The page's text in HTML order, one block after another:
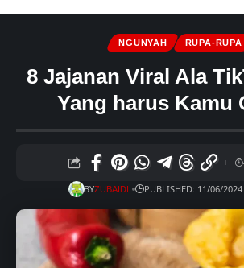
NGUNYAH RUPA-RUPA
8 Jajanan Viral Ala
Yang harus Kamu
BYZUBAIDI PUBLISHED: 11/06/2024